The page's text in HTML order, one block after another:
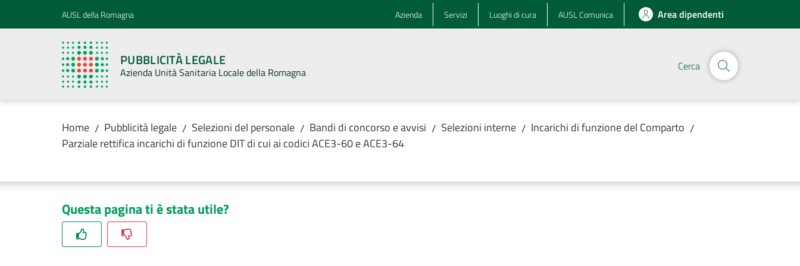
Vai al contenuto
Vai alla navigazioneAUSL della Romagna Azienda Servizi Luoghi di cura AUSL Comunica Area dipendenti
PUBBLICITÀ LEGALE
Azienda Unità Sanitaria Locale della Romagna Cerca
Home / Pubblicità legale / Selezioni del personale / Bandi di concorso e avvisi / Selezioni interne / Incarichi di funzione del Comparto /
Parziale rettifica incarichi di funzione DIT di cui ai codici ACE3-60 e ACE3-64
Questa pagina ti è stata utile?